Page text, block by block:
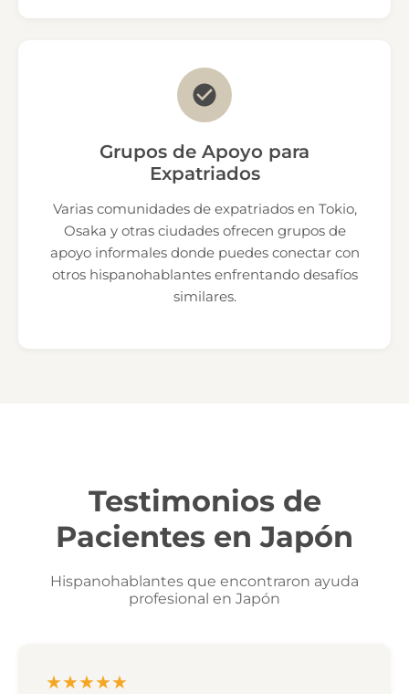
Grupos de Apoyo para
Expatriados
Varias comunidades de expatriados en Tokio,
Osaka y otras ciudades ofrecen grupos de
apoyo informales donde puedes conectar con
otros hispanohablantes enfrentando desafíos
similares.
Testimonios de
Pacientes en Japón
Hispanohablantes que encontraron ayuda
profesional en Japón
★★★★★